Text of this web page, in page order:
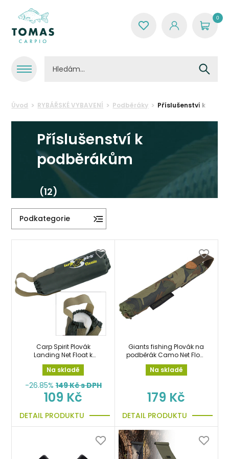
0
Úvod RYBÁŘSKÉ VYBAVENÍ Podběráky Příslušenství k
Příslušenství k
podběrákům
(12)
Podkategorie
Carp Spirit Plovák
Landing Net Float k
podběráku
Na skladě
-26.85% 149Kč s DPH
109 Kč
DETAIL PRODUKTU
Giants fishing Plovák na
podběrák Camo Net Float
Slim
Na skladě
179 Kč
DETAIL PRODUKTU